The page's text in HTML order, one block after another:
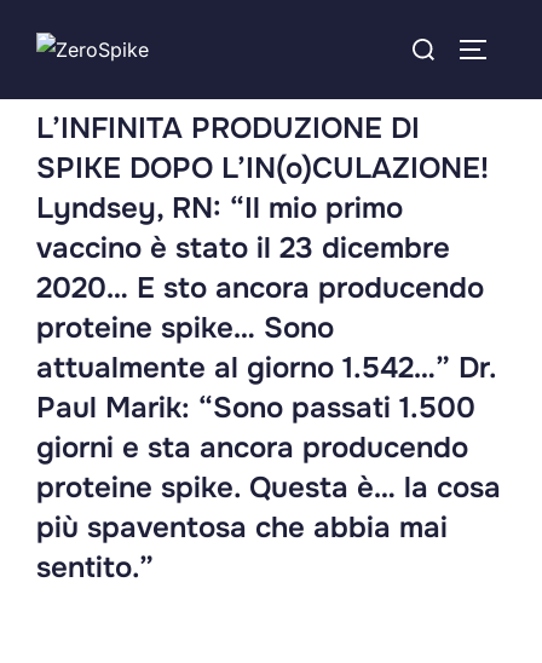
L’INFINITA PRODUZIONE DI
SPIKE DOPO L’IN(o)CULAZIONE!
Lyndsey, RN: “Il mio primo
vaccino è stato il 23 dicembre
2020… E sto ancora producendo
proteine ​​spike… Sono
attualmente al giorno 1.542…” Dr.
Paul Marik: “Sono passati 1.500
giorni e sta ancora producendo
proteine ​​spike. Questa è… la cosa
più spaventosa che abbia mai
sentito.”